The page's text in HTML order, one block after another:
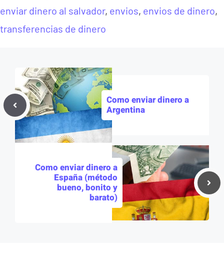
enviar dinero al salvador, envios, envios de dinero,
transferencias de dinero
Como enviar dinero a
Argentina
Como enviar dinero a
España (método
bueno, bonito y
barato)